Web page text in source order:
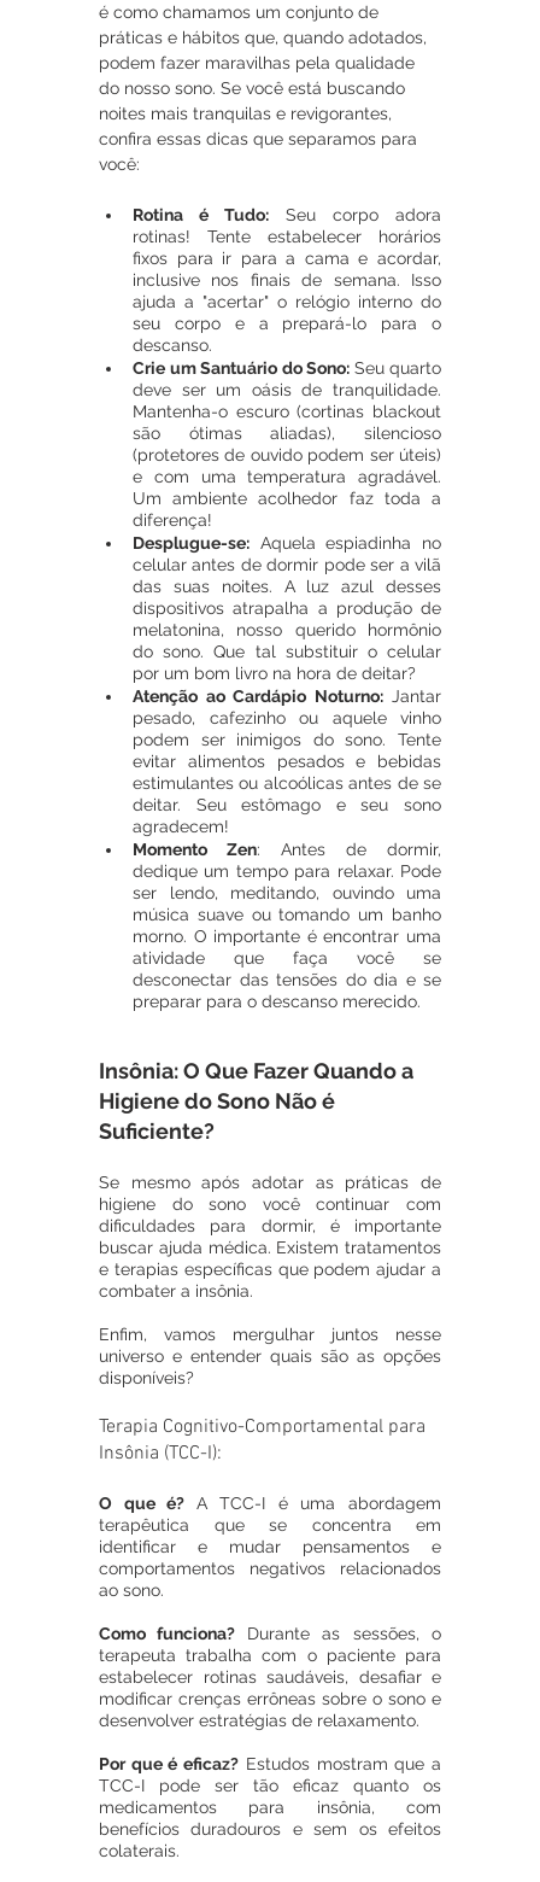
é como chamamos um conjunto de
práticas e hábitos que, quando adotados,
podem fazer maravilhas pela qualidade
do nosso sono. Se você está buscando
noites mais tranquilas e revigorantes,
confira essas dicas que separamos para
você:
Rotina é Tudo: Seu corpo adora
rotinas! Tente estabelecer horários
fixos para ir para a cama e acordar,
inclusive nos finais de semana. Isso
ajuda a "acertar" o relógio interno do
seu corpo e a prepará-lo para o
descanso.
Crie um Santuário do Sono: Seu quarto
deve ser um oásis de tranquilidade.
Mantenha-o escuro (cortinas blackout
são ótimas aliadas), silencioso
(protetores de ouvido podem ser úteis)
e com uma temperatura agradável.
Um ambiente acolhedor faz toda a
diferença!
Desplugue-se: Aquela espiadinha no
celular antes de dormir pode ser a vilã
das suas noites. A luz azul desses
dispositivos atrapalha a produção de
melatonina, nosso querido hormônio
do sono. Que tal substituir o celular
por um bom livro na hora de deitar?
Atenção ao Cardápio Noturno: Jantar
pesado, cafezinho ou aquele vinho
podem ser inimigos do sono. Tente
evitar alimentos pesados e bebidas
estimulantes ou alcoólicas antes de se
deitar. Seu estômago e seu sono
agradecem!
Momento Zen: Antes de dormir,
dedique um tempo para relaxar. Pode
ser lendo, meditando, ouvindo uma
música suave ou tomando um banho
morno. O importante é encontrar uma
atividade que faça você se
desconectar das tensões do dia e se
preparar para o descanso merecido.
Insônia: O Que Fazer Quando a
Higiene do Sono Não é
Suficiente?
Se mesmo após adotar as práticas de
higiene do sono você continuar com
dificuldades para dormir, é importante
buscar ajuda médica. Existem tratamentos
e terapias específicas que podem ajudar a
combater a insônia.
Enfim, vamos mergulhar juntos nesse
universo e entender quais são as opções
disponíveis?
Terapia Cognitivo-Comportamental para
Insônia (TCC-I):
O que é? A TCC-I é uma abordagem
terapêutica que se concentra em
identificar e mudar pensamentos e
comportamentos negativos relacionados
ao sono.
Como funciona? Durante as sessões, o
terapeuta trabalha com o paciente para
estabelecer rotinas saudáveis, desafiar e
modificar crenças errôneas sobre o sono e
desenvolver estratégias de relaxamento.
Por que é eficaz? Estudos mostram que a
TCC-I pode ser tão eficaz quanto os
medicamentos para insônia, com
benefícios duradouros e sem os efeitos
colaterais.